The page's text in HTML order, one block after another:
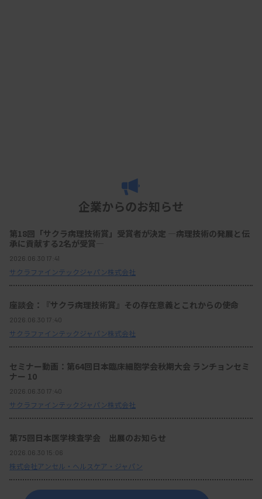
企業からのお知らせ
第18回「サクラ病理技術賞」受賞者が決定 ―病理技術の発展と伝
承に貢献する2名が受賞―
2026.06.30 17:41
サクラファインテックジャパン株式会社
座談会：『サクラ病理技術賞』その存在意義とこれからの使命
2026.06.30 17:40
サクラファインテックジャパン株式会社
セミナー動画：第64回日本臨床細胞学会秋期大会 ランチョンセミ
ナー 10
2026.06.30 17:40
サクラファインテックジャパン株式会社
第75回日本医学検査学会 出展のお知らせ
2026.06.30 15:06
株式会社アンセル・ヘルスケア・ジャパン